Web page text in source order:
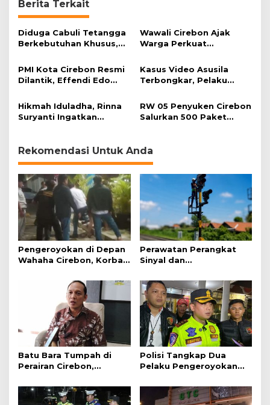
Berita Terkait
Diduga Cabuli Tetangga
Berkebutuhan Khusus,
Wawali Cirebon Ajak
Warga Perkuat
Momentum Harjad ke-
599
PMI Kota Cirebon Resmi
Dilantik, Effendi Edo
Bencana
Kasus Video Asusila
Terbongkar, Pelaku
Korban Baru
Hikmah Iduladha, Rinna
Suryanti Ingatkan
RW 05 Penyuken Cirebon
Salurkan 500 Paket
Rekomendasi Untuk Anda
Pengeroyokan di Depan
Wahaha Cirebon, Korban
Perawatan Perangkat
Sinyal dan
Perjalanan Kereta Api
Batu Bara Tumpah di
Perairan Cirebon,
Hijau
Polisi Tangkap Dua
Pelaku Pengeroyokan